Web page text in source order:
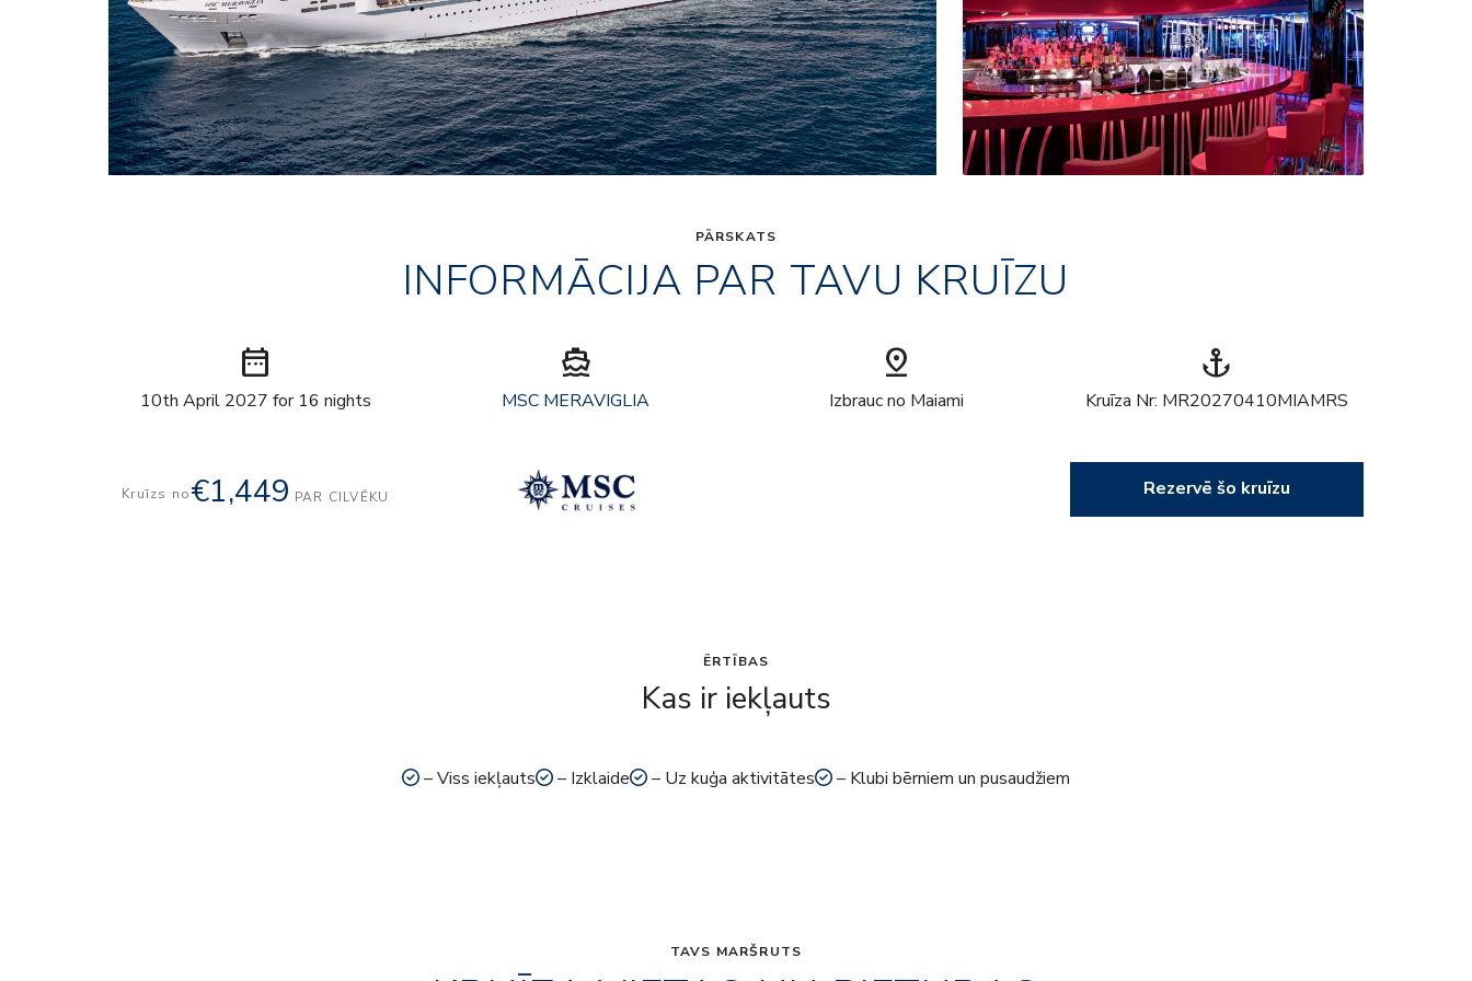
PĀRSKATS
INFORMĀCIJA PAR TAVU KRUĪZU
date_range
10th April 2027 for 16 nights
directions_boat
MSC MERAVIGLIA
pin_drop
Izbrauc no Maiami
anchor
Kruīza Nr: MR20270410MIAMRS
Kruīzs no€1,449 PAR CILVĒKU Rezervē šo kruīzu
ĒRTĪBAS
Kas ir iekļauts
– Viss iekļauts – Izklaide – Uz kuģa aktivitātes – Klubi bērniem un pusaudžiem
TAVS MARŠRUTS